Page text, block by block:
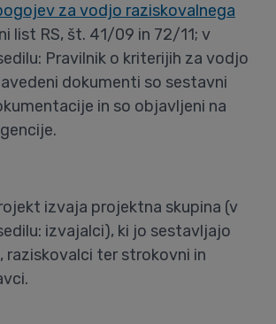
za vodjo raziskovalnega
list RS, št. 41/09 in 72/11; v
Pravilnik o kriterijih za vodjo
dokumenti so sestavni
in so objavljeni na
izvaja projektna skupina (v
izvajalci), ki jo sestavljajo
raziskovalci ter strokovni in